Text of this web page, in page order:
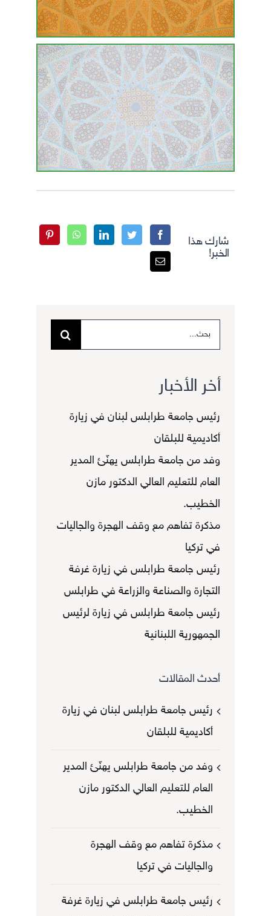
شارك هذا
الخبر!
البحث
عن:
أخر الأخبار
رئيس جامعة طرابلس لبنان في زيارة
أكاديمية للبلقان
وفد من جامعة طرابلس يهنّئ المدير
العام للتعليم العالي الدكتور مازن
الخطيب.
مذكرة تفاهم مع وقف الهجرة والجاليات
في تركيا
رئيس جامعة طرابلس في زيارة غرفة
التجارة والصناعة والزراعة في طرابلس
رئيس جامعة طرابلس في زيارة لرئيس
الجمهورية اللبنانية
أحدث المقالات
رئيس جامعة طرابلس لبنان في زيارة
أكاديمية للبلقان
وفد من جامعة طرابلس يهنّئ المدير
العام للتعليم العالي الدكتور مازن
الخطيب.
مذكرة تفاهم مع وقف الهجرة
والجاليات في تركيا
رئيس جامعة طرابلس في زيارة غرفة